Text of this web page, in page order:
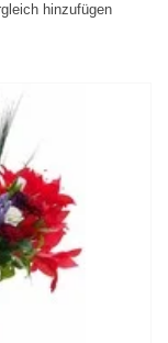
hinzufügen